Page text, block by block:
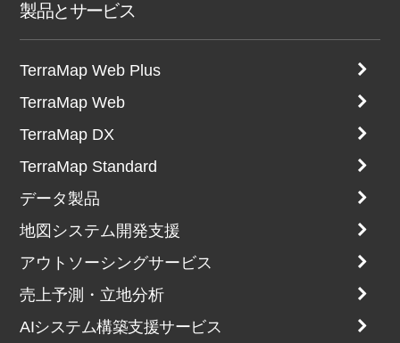
製品とサービス
TerraMap Web Plus
TerraMap Web
TerraMap DX
TerraMap Standard
データ製品
地図システム開発支援
アウトソーシングサービス
売上予測・立地分析
AIシステム構築支援サービス